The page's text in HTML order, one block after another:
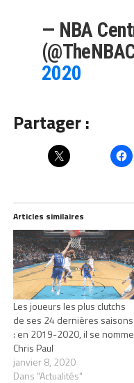
— NBA
2020
Partager :
Articles similaires
Les joueurs les plus clutchs
de ses 24 dernières saisons
: en 2019-2020, il se nomme
Chris Paul
janvier 8, 2020
Dans "Actualités"